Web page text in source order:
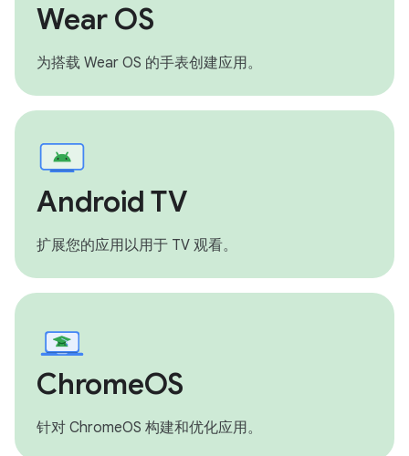
Wear OS
为搭载 Wear OS 的手表创建应用。
Android TV
扩展您的应用以用于 TV 观看。
ChromeOS
针对 ChromeOS 构建和优化应用。